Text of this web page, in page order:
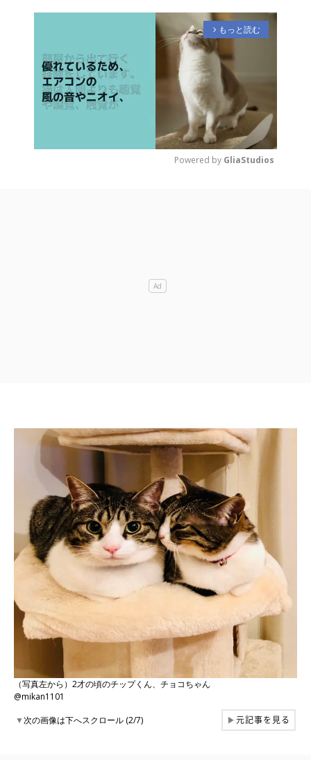
arrow_forward_ios もっと読む
Powered by GliaStudios
（写真左から）2才の頃のチップくん、チョコちゃん
@mikan1101
▼次の画像は下へスクロール (2/7) ▶元記事を見る